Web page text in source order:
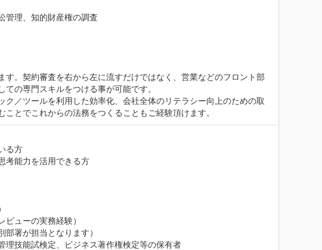
管理、知的財産権の調査
。契約審査を右から左に流すだけではなく、営業などのフロント部
の専門スキルをつける事が可能です。
／ツールを利用した効率化、会社全体のリテラシー向上のための取
とでこれからの法務をつくることもご経験頂けます。
る方
考能力を活用できる方
ューの実務経験）
署が担当となります）
理技能試検定、ビジネス著作権検定等の保有者